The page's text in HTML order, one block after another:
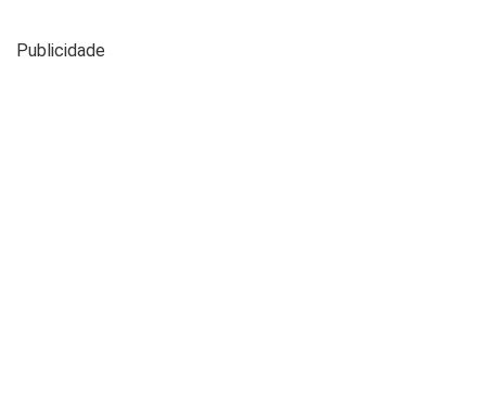
Publicidade